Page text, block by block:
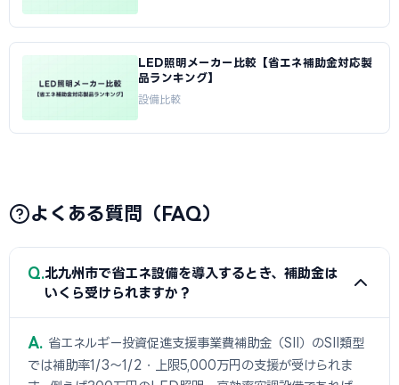
LED照明メーカー比較【省エネ補助金対応製
品ランキング】
設備比較
よくある質問（FAQ）
Q 北九州市で省エネ設備を導入するとき、補助金は
いくら受けられますか？
A
省エネルギー投資促進支援事業費補助金（SII）のSII類型
では補助率1/3〜1/2・上限5,000万円の支援が受けられま